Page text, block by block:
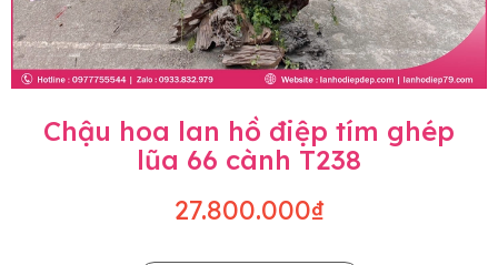
Chậu hoa lan hồ điệp tím ghép
lũa 66 cành T238
27.800.000₫